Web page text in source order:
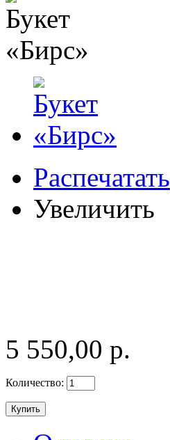
Распечатать
Увеличить
5 550,00 р.
Количество: